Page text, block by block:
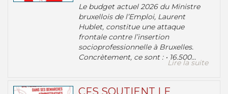
Le budget actuel 2026 du Ministre
bruxellois de l’Emploi, Laurent
Hublet, constitue une attaque
frontale contre l’insertion
socioprofessionnelle à Bruxelles.
Concrètement, ce sont : • 16.500...
Lire la suite
CFS SOUTIENT LE